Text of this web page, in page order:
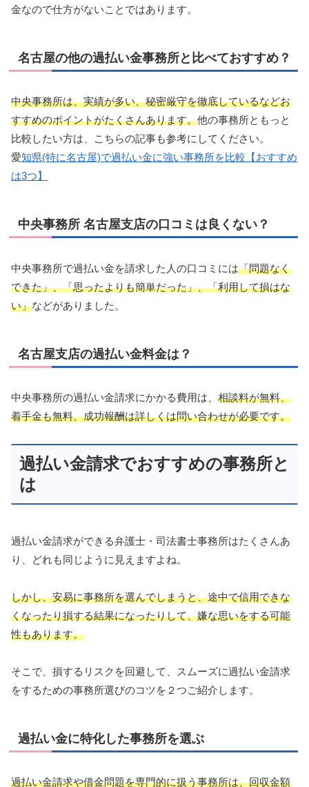
金なので仕方がないことではあります。
名古屋の他の過払い金事務所と比べておすすめ？
中央事務所は、実績が多い、秘密厳守を徹底しているなどお
すすめのポイントがたくさんあります。他の事務所ともっと
比較したい方は、こちらの記事も参考にしてください。
愛知県(特に名古屋)で過払い金に強い事務所を比較【おすすめ
は3つ】
中央事務所 名古屋支店の口コミは良くない？
中央事務所で過払い金を請求した人の口コミには「問題なく
できた」、「思ったよりも簡単だった」、「利用して損はな
い」などがありました。
名古屋支店の過払い金料金は？
中央事務所の過払い金請求にかかる費用は、 相談料が無料、
着手金も無料、成功報酬は詳しくは問い合わせが必要です。
過払い金請求でおすすめの事務所と
は
過払い金請求ができる弁護士・司法書士事務所はたくさんあ
り、どれも同じように見えますよね。
しかし、安易に事務所を選んでしまうと、途中で信用できな
くなったり損する結果になったりして、嫌な思いをする可能
性もあります。
そこで、損するリスクを回避して、スムーズに過払い金請求
をするための事務所選びのコツを２つご紹介します。
過払い金に特化した事務所を選ぶ
過払い金請求や借金問題を専門的に扱う事務所は、回収金額